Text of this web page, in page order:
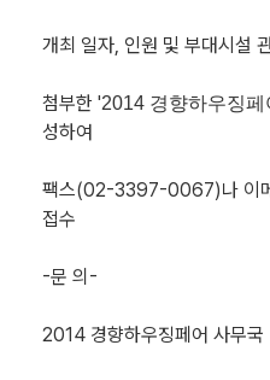
개최 일자, 인원 및 부대시설
첨부한 '2014 경향하우징
성하여
팩스(02-3397-0067)나 이
접수
-문 의-
2014 경향하우징페어 사무국